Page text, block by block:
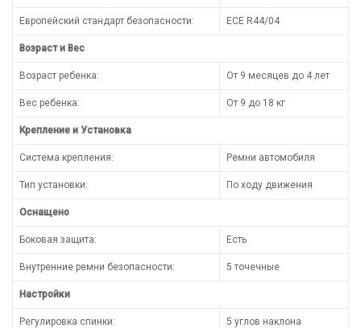
Европейский стандарт безопасности: ECE R44/04
Возраст и Вес
Возраст ребенка: От 9 месяцев до 4 лет
Вес ребенка: От 9 до 18 кг
Крепление и Установка
Система крепления: Ремни автомобиля
Тип установки: По ходу движения
Оснащено
Боковая защита: Есть
Внутренние ремни безопасности: 5 точечные
Настройки
Регулировка спинки: 5 углов наклона